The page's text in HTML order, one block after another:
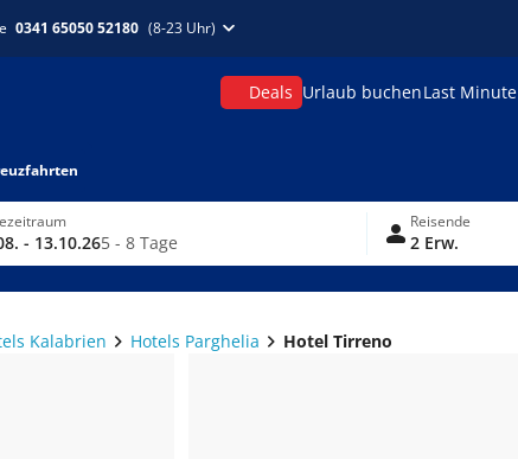
0341 65050 52180 (8-23 Uhr)
Deals Urlaub buchenLast Minute
- 13.10.265 - 8 Tage
Reisende
2 Erw.
Kalabrien Hotels Parghelia Hotel Tirreno